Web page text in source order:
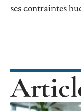
ses contraintes